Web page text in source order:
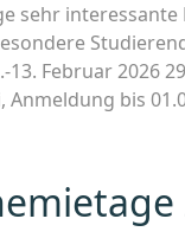
sehr interessante
Februar 2026
bis
Carbohydrate
Workshop